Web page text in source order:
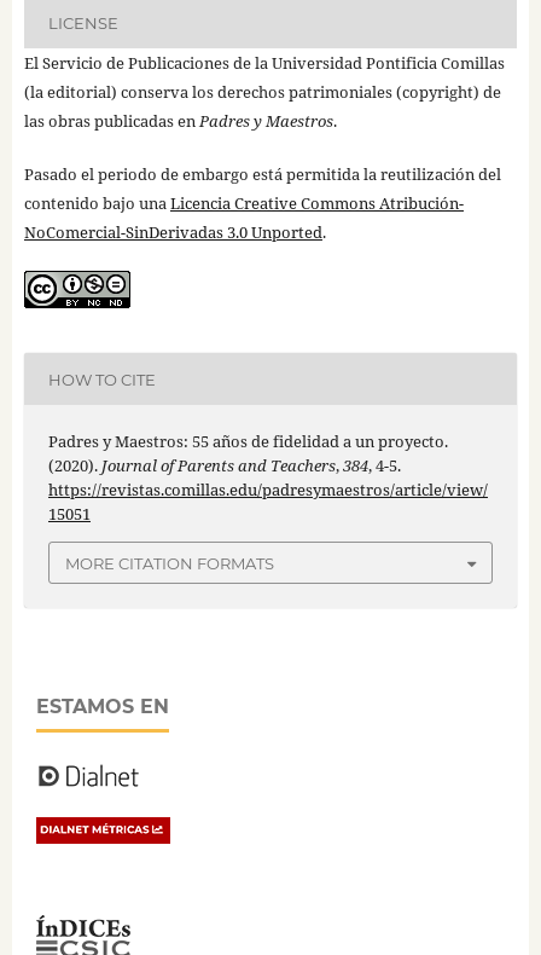
LICENSE
El Servicio de Publicaciones de la Universidad Pontificia Comillas
(la editorial) conserva los derechos patrimoniales (copyright) de
las obras publicadas enPadres y Maestros.
Pasado el periodo de embargo está permitida la reutilización del
contenido bajo unaLicencia Creative Commons Atribución-
NoComercial-SinDerivadas 3.0 Unported.
HOW TO CITE
Padres y Maestros: 55 años de fidelidad a un proyecto.
(2020). Journal of Parents and Teachers,384, 4-5.
https://revistas.comillas.edu/padresymaestros/article/view/
15051
MORE CITATION FORMATS
ESTAMOS EN